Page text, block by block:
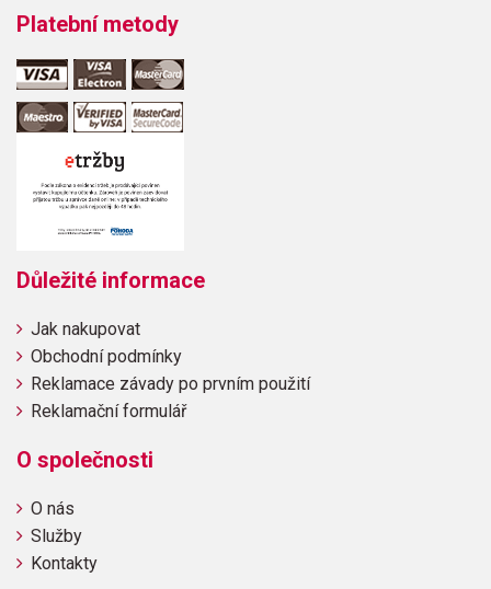
Platební metody
Důležité informace
Jak nakupovat
Obchodní podmínky
Reklamace závady po prvním použití
Reklamační formulář
O společnosti
O nás
Služby
Kontakty